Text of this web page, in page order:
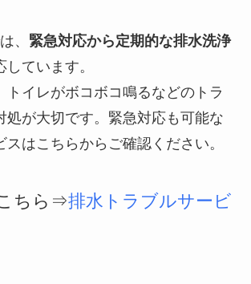
、 緊急対応から定期的な排水洗浄
ています。
トイレがボコボコ鳴るなどのトラ
処が大切です。緊急対応も可能な
はこちらからご確認ください。
ちら⇒排水トラブルサービ